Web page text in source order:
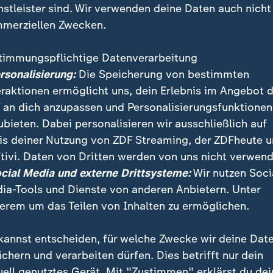
Produkt stellen sie in Zypern her: Bier mit
Hopfen aus Deutschland. Und auch auf ihre EU-
ist die Insel stolz.
sind. Wir verwenden deine Daten auch nicht
Zwecken.
Datenverarbeitung
Die Speicherung von bestimmten
ermöglicht uns, dein Erlebnis im Angebot
an dich anzupassen und Personalisierungsfunktionen
Dabei personalisieren wir ausschließlich auf
deiner Nutzung von ZDF Streaming, der ZDFheute
Daten von Dritten werden von uns nicht
Media und externe Drittsysteme:Wir nutzen
Tools und Dienste von anderen Anbietern. Unter
um das Teilen von Inhalten zu ermöglichen.
entscheiden, für welche Zwecke wir deine
und verarbeiten dürfen. Dies betrifft nur dein